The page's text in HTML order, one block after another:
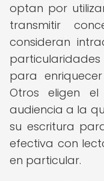
optan por
transmitir
consideran
para
Otros eligen
audiencia a la
su escritura
efectiva con
en particular.